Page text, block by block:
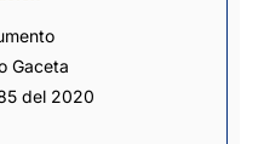
Gaceta
del 2020